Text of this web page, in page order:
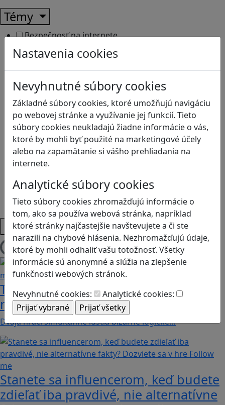
Nastavenia cookies
Nevyhnutné súbory cookies
Základné súbory cookies, ktoré umožňujú navigáciu
po webovej stránke a využívanie jej funkcií. Tieto
súbory cookies neukladajú žiadne informácie o vás,
ktoré by mohli byť použité na marketingové účely
alebo na zapamätanie si vášho prehliadania na
internete.
Analytické súbory cookies
Tieto súbory cookies zhromažďujú informácie o
tom, ako sa používa webová stránka, napríklad
ktoré stránky najčastejšie navštevujete a či ste
narazili na chybové hlásenia. Nezhromažďujú údaje,
ktoré by mohli odhaliť vašu totožnosť. Všetky
informácie sú anonymné a slúžia na zlepšenie
funkčnosti webových stránok.
Nevyhnutné cookies:
Analytické cookies:
Témy
Bezpečnosť na internete
Čítanie s porozumením
Digitálna rovnováha
Ekológia
Globálne vzdelávanie
Kreativita
Kritické myslenie
Kyberšikana
Logické myslenie
Ľudské práva a tolerancia
Motorika a koncentrácia
Programovanie/Technika
Sociálne zručnosti a kooperácia
Strategické myslenie
Zdravie a pohyb
Platformy
Načítam blogy
Tick Tock: A Tale for Tw‪o je hra s
netradičnou mechanikou spolupráce
Dvaja hráči simultánne lúštia bizarné logické…
Stanete sa influencerom, keď budete
zdieľať iba pravdivé, nie alternatívne